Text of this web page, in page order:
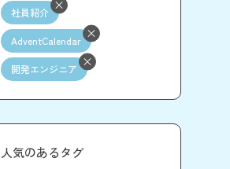
社員紹介
AdventCalendar
開発エンジニア
人気のあるタグ